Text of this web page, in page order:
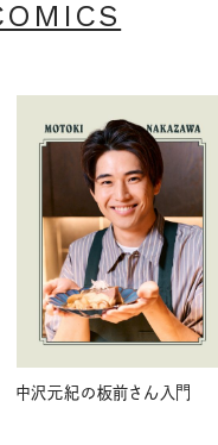
中沢元紀の板前さん入門